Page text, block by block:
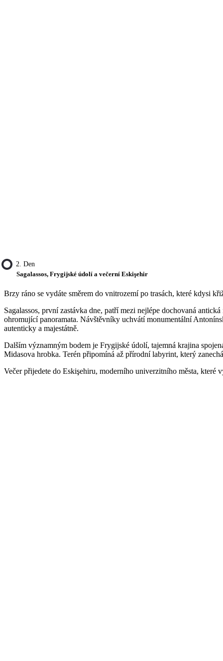
2. Den
Sagalassos, Frygijské údolí a večerní Eskişehir
Brzy ráno se vydáte směrem do vnitrozemí po trasách, které kdysi
Sagalassos, první zastávka dne, patří mezi nejlépe dochovaná
ohromující panoramata. Návštěvníky uchvátí monumentální
autenticky a majestátně.
Dalším významným bodem je Frygijské údolí, tajemná krajina
Midasova hrobka. Terén připomíná až přírodní labyrint, který
Večer přijedete do Eskişehiru, moderního univerzitního města,